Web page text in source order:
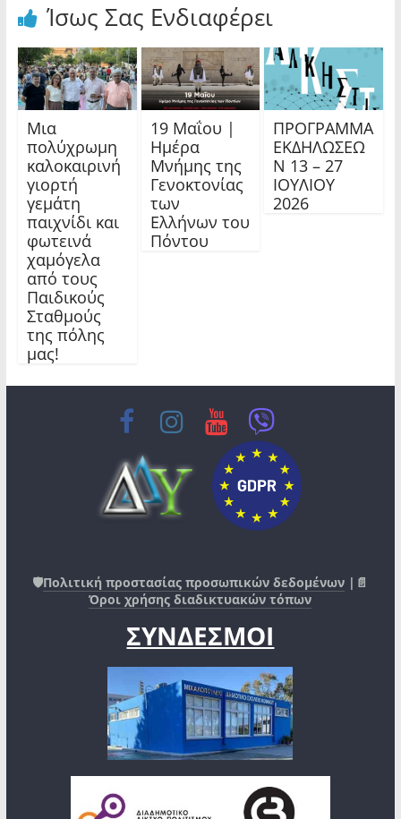
Ίσως Σας Ενδιαφέρει
Μια
πολύχρωμη
καλοκαιρινή
γιορτή
γεμάτη
παιχνίδι και
φωτεινά
χαμόγελα
από τους
Παιδικούς
Σταθμούς
της πόλης
μας!
19 Μαΐου |
Ημέρα
Μνήμης της
Γενοκτονίας
των
Ελλήνων του
Πόντου
ΠΡΟΓΡΑΜΜΑ
ΕΚΔΗΛΩΣΕΩ
Ν 13 – 27
ΙΟΥΛΙΟΥ
2026
🛡️Πολιτική προστασίας προσωπικών δεδομένων |📄
Όροι χρήσης διαδικτυακών τόπων
ΣΥΝΔΕΣΜΟΙ